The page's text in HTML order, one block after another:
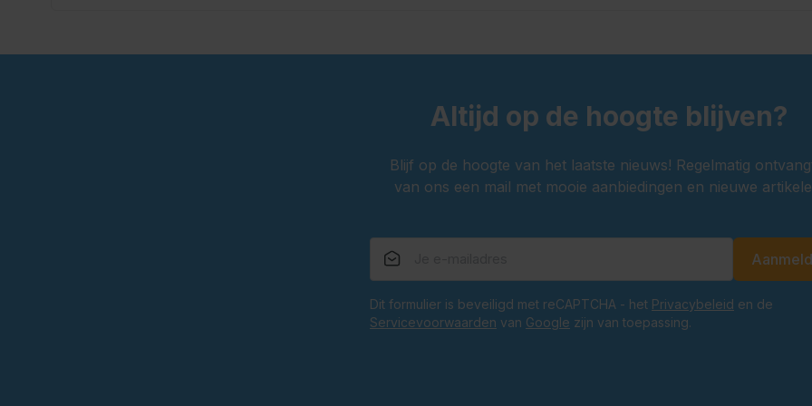
Altijd op de hoogte blijven?
Blijf op de hoogte van het laatste nieuws! Regelmatig
van ons een mail met mooie aanbiedingen en nieuwe
Dit formulier is beveiligd met reCAPTCHA - het Privacybeleid en de
Servicevoorwaarden van Google zijn van toepassing.